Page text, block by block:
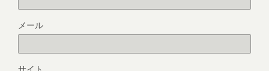
メール